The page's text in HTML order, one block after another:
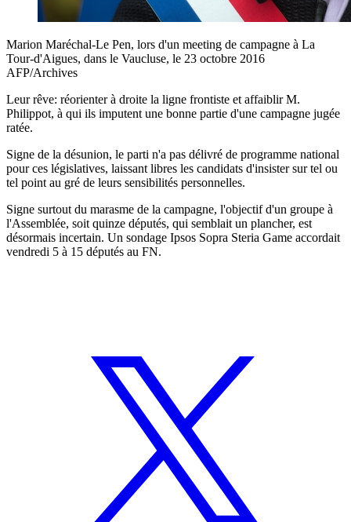
Marion Maréchal-Le Pen, lors d'un meeting de campagne à La
Tour-d'Aigues, dans le Vaucluse, le 23 octobre 2016
AFP/Archives
Leur rêve: réorienter à droite la ligne frontiste et affaiblir M.
Philippot, à qui ils imputent une bonne partie d'une campagne jugée
ratée.
Signe de la désunion, le parti n'a pas délivré de programme national
pour ces législatives, laissant libres les candidats d'insister sur tel ou
tel point au gré de leurs sensibilités personnelles.
Signe surtout du marasme de la campagne, l'objectif d'un groupe à
l'Assemblée, soit quinze députés, qui semblait un plancher, est
désormais incertain. Un sondage Ipsos Sopra Steria Game accordait
vendredi 5 à 15 députés au FN.